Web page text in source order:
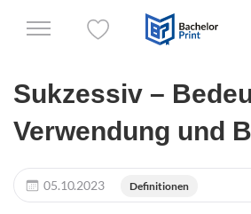
Sukzessiv –
Verwendung und
05.10.2023 Definitionen